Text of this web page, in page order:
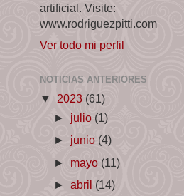
artificial. Visite:
www.rodriguezpitti.com
Ver todo mi perfil
NOTICIAS ANTERIORES
▼ 2023 (61)
► julio (1)
► junio (4)
► mayo (11)
►abril (14)